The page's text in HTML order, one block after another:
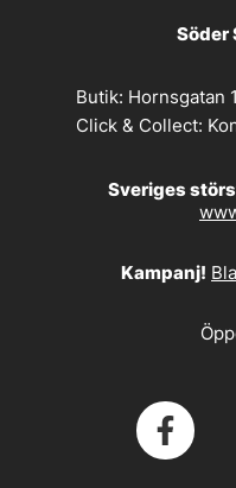
Söder
Butik: Hornsgatan
Click & Collect:
Sveriges
Kampanj!